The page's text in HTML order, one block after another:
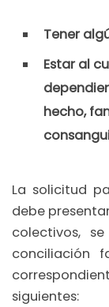
Tener
Estar al
hecho,
La solicitud
debe
colectivos,
conciliación
siguientes: